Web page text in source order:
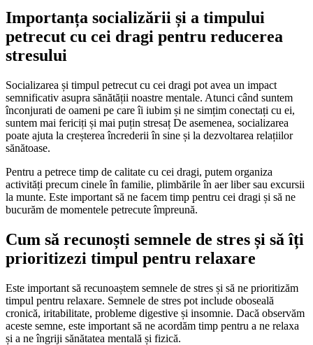
Importanța socializării și a timpului
petrecut cu cei dragi pentru reducerea
stresului
Socializarea și timpul petrecut cu cei dragi pot avea un impact
semnificativ asupra sănătății noastre mentale. Atunci când suntem
înconjurati de oameni pe care îi iubim și ne simțim conectați cu ei,
suntem mai fericiți și mai puțin stresaț De asemenea, socializarea
poate ajuta la creșterea încrederii în sine și la dezvoltarea relațiilor
sănătoase.
Pentru a petrece timp de calitate cu cei dragi, putem organiza
activități precum cinele în familie, plimbările în aer liber sau excursii
la munte. Este important să ne facem timp pentru cei dragi și să ne
bucurăm de momentele petrecute împreună.
Cum să recunoști semnele de stres și să îți
prioritizezi timpul pentru relaxare
Este important să recunoaștem semnele de stres și să ne prioritizăm
timpul pentru relaxare. Semnele de stres pot include oboseală
cronică, iritabilitate, probleme digestive și insomnie. Dacă observăm
aceste semne, este important să ne acordăm timp pentru a ne relaxa
și a ne îngriji sănătatea mentală și fizică.